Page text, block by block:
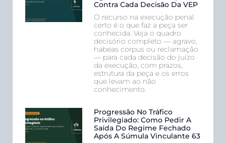
Contra Cada Decisão Da VEP
O recurso na execução penal
certo é o que faz a peça ser
conhecida. Veja o quadro
decisório completo — agravo,
habeas corpus ou reclamação
— para cada decisão do juízo
da execução, com prazos,
estrutura da peça e os erros
que levam ao não
conhecimento.
Progressão No Tráfico
Privilegiado: Como Pedir A
Saída Do Regime Fechado
Após A Súmula Vinculante 63